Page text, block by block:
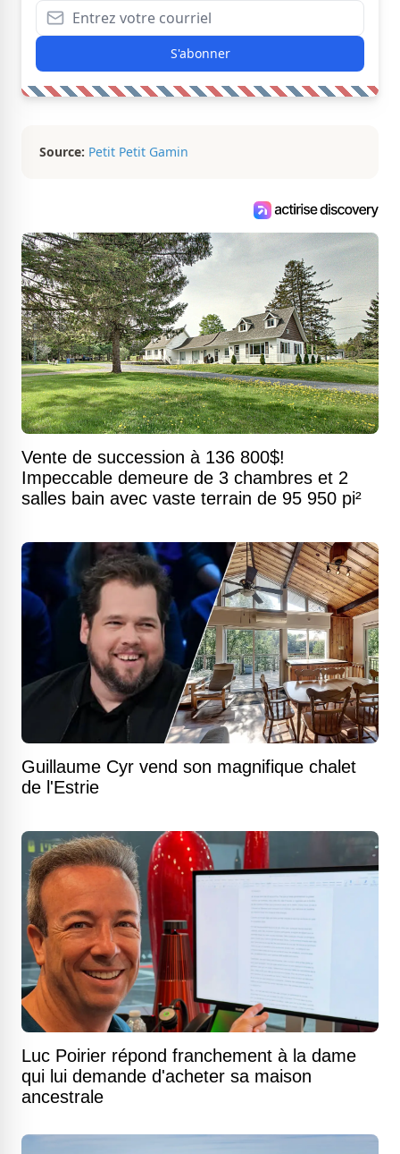
S'abonner
Source: Petit Petit Gamin
Vente de succession à 136 800$!
Impeccable demeure de 3 chambres et 2
salles bain avec vaste terrain de 95 950 pi²
Guillaume Cyr vend son magnifique chalet
de l'Estrie
Luc Poirier répond franchement à la dame
qui lui demande d'acheter sa maison
ancestrale